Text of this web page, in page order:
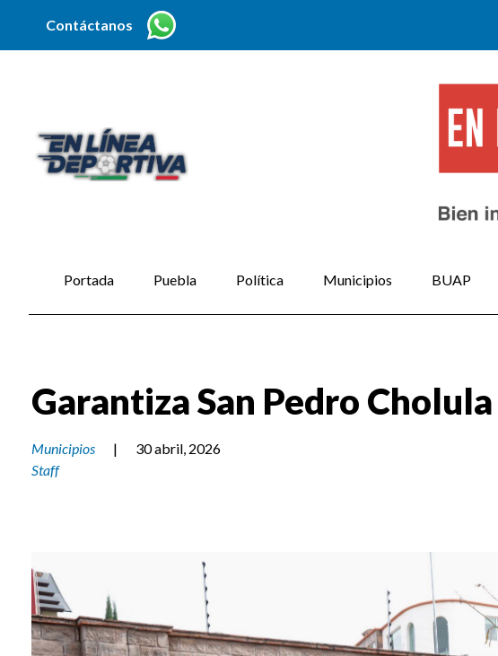
Contáctanos
Portada Puebla Política Municipios BUAP
Garantiza San Pedro
Municipios |
30 abril, 2026
Staff